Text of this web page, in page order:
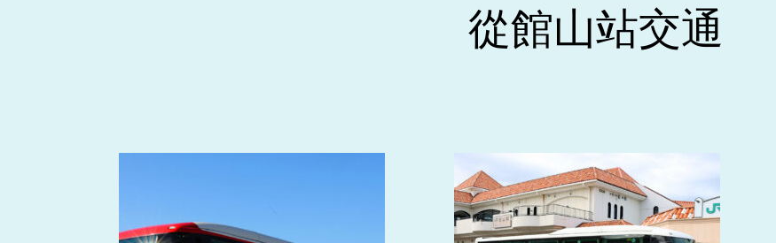
從館山站交通